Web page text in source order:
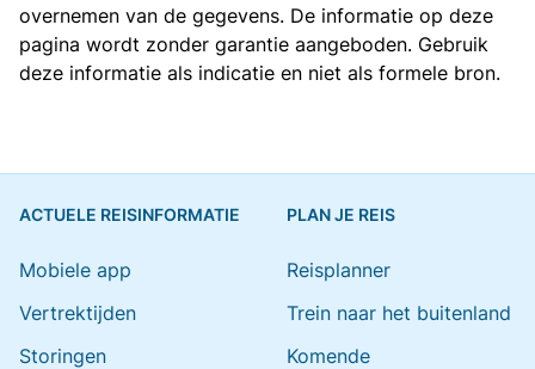
overnemen van de gegevens. De informatie op deze
pagina wordt zonder garantie aangeboden. Gebruik
deze informatie als indicatie en niet als formele bron.
ACTUELE REISINFORMATIE
Mobiele app
Vertrektijden
Storingen
PLAN JE REIS
Reisplanner
Trein naar het buitenland
Komende